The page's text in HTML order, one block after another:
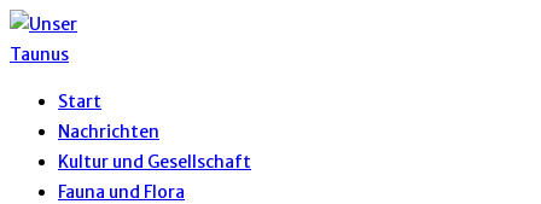
Zum
Inhalt
Start
Nachrichten
Kultur und Gesellschaft
Fauna und Flora